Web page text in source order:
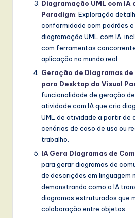
Diagramação UML com IA
Paradigm: Exploração
conformidade com padrões
diagramação UML com IA,
com ferramentas
aplicação no mundo real.
Geração de Diagramas
para Desktop do Visual
funcionalidade de geração
atividade com IA que cria
UML de atividade a partir de
cenários de caso de uso ou
trabalho.
IA Gera Diagramas de
para gerar diagramas de
de descrições em linguagem
demonstrando como a IA
diagramas estruturados que
colaboração entre objetos.